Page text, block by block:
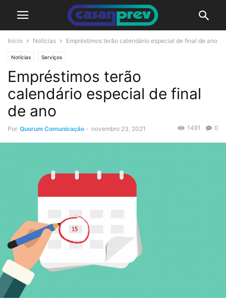
Início Notícias Empréstimos terão calendário especial de final de ano
Notícias Serviços
Empréstimos terão
calendário especial de final
de ano
Por Quorum Comunicação - novembro 23, 2021 0
1491